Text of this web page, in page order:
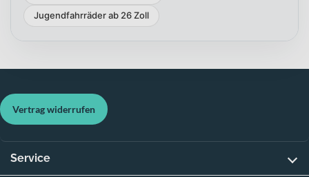
Jugendfahrräder ab 26 Zoll
Vertrag widerrufen
Service